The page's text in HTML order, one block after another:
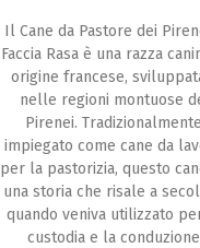
Il Cane da Pastore dei
Faccia Rasa è una razza
origine francese,
nelle regioni montuose
Pirenei. Tradizionalmente
impiegato come cane da
per la pastorizia, questo
una storia che risale a
quando veniva utilizzato
custodia e la conduzione